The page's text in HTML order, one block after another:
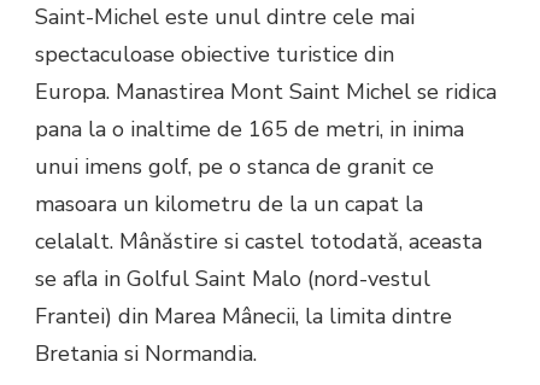
Saint-Michel este unul dintre cele mai
spectaculoase obiective turistice din
Europa. Manastirea Mont Saint Michel se ridica
pana la o inaltime de 165 de metri, in inima
unui imens golf, pe o stanca de granit ce
masoara un kilometru de la un capat la
celalalt. Mânăstire si castel totodată, aceasta
se afla in Golful Saint Malo (nord-vestul
Frantei) din Marea Mânecii, la limita dintre
Bretania si Normandia.